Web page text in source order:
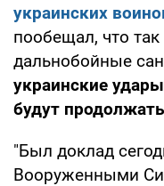
украинских
пообещал, что
дальнобойные
украинские
будут
"Был доклад
Вооруженными